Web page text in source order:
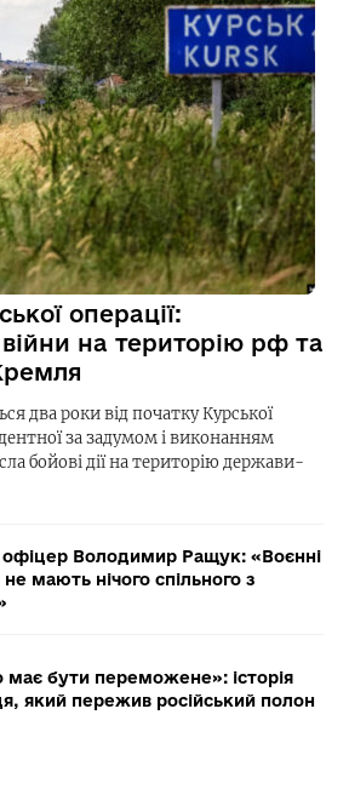
операції:
на територію рф та
два роки від початку Курської
за задумом і виконанням
бойові дії на територію держави-
офіцер Володимир Ращук: «Воєнні
мають нічого спільного з
має бути переможене»: історія
який пережив російський полон